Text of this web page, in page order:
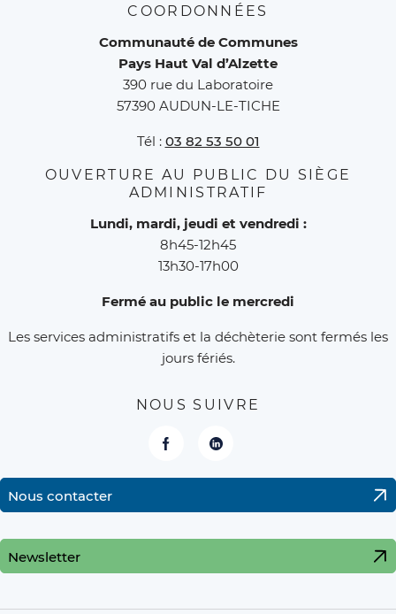
COORDONNÉES
Communauté de Communes
Pays Haut Val d’Alzette
390 rue du Laboratoire
57390 AUDUN-LE-TICHE
Tél : 03 82 53 50 01
OUVERTURE AU PUBLIC DU SIÈGE
ADMINISTRATIF
Lundi, mardi, jeudi et vendredi :
8h45-12h45
13h30-17h00
Fermé au public le mercredi
Les services administratifs et la déchèterie sont fermés les
jours fériés.
NOUS SUIVRE
FacebookLinkedIn
Nous contacter
Newsletter